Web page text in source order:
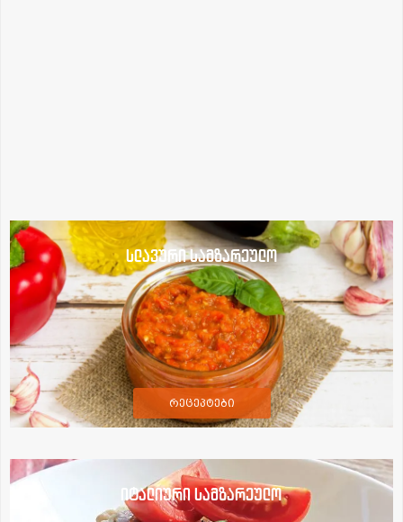
სლავური სამზარეულო
რეცეპტები
იტალიური სამზარეულო